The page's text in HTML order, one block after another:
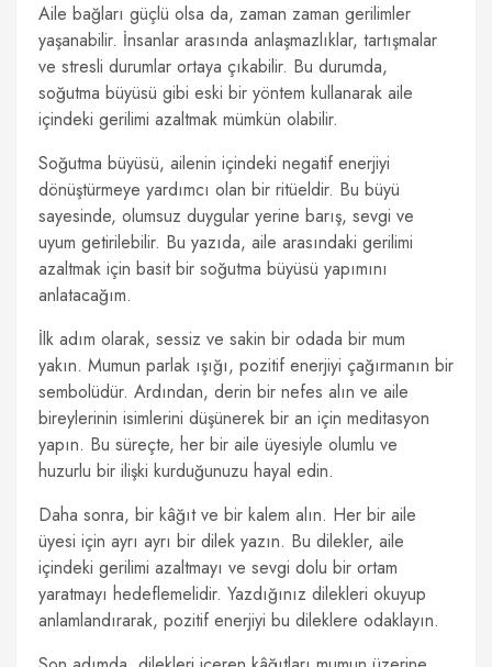
Aile bağları güçlü olsa da, zaman zaman gerilimler
yaşanabilir. İnsanlar arasında anlaşmazlıklar, tartışmalar
ve stresli durumlar ortaya çıkabilir. Bu durumda,
soğutma büyüsü gibi eski bir yöntem kullanarak aile
içindeki gerilimi azaltmak mümkün olabilir.
Soğutma büyüsü, ailenin içindeki negatif enerjiyi
dönüştürmeye yardımcı olan bir ritüeldir. Bu büyü
sayesinde, olumsuz duygular yerine barış, sevgi ve
uyum getirilebilir. Bu yazıda, aile arasındaki gerilimi
azaltmak için basit bir soğutma büyüsü yapımını
anlatacağım.
İlk adım olarak, sessiz ve sakin bir odada bir mum
yakın. Mumun parlak ışığı, pozitif enerjiyi çağırmanın bir
sembolüdür. Ardından, derin bir nefes alın ve aile
bireylerinin isimlerini düşünerek bir an için meditasyon
yapın. Bu süreçte, her bir aile üyesiyle olumlu ve
huzurlu bir ilişki kurduğunuzu hayal edin.
Daha sonra, bir kâğıt ve bir kalem alın. Her bir aile
üyesi için ayrı ayrı bir dilek yazın. Bu dilekler, aile
içindeki gerilimi azaltmayı ve sevgi dolu bir ortam
yaratmayı hedeflemelidir. Yazdığınız dilekleri okuyup
anlamlandırarak, pozitif enerjiyi bu dileklere odaklayın.